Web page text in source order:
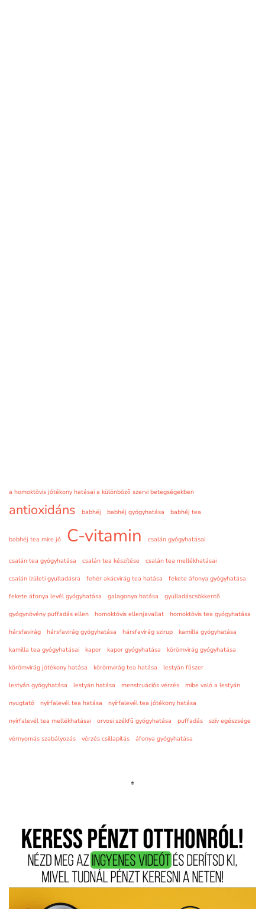
a homoktövis jótékony hatásai a különböző szervi betegségekben
antioxidáns babhéj babhéj gyógyhatása babhéj tea
babhéj tea mire jó C-vitamin csalán gyógyhatásai
csalán tea gyógyhatása csalán tea készítése
csalán tea mellékhatásai
csalán ízületi gyulladásra
fehér akácvirág tea hatása
fekete áfonya gyógyhatása
fekete áfonya levél gyógyhatása
galagonya hatása
gyulladáscsökkentő
gyógynövény puffadás ellen
homoktövis ellenjavallat
homoktövis tea gyógyhatása
hársfavirág
hársfavirág gyógyhatása hársfavirág szirup
kamilla gyógyhatása
kamilla tea gyógyhatásai
kapor kapor gyógyhatása
körömvirág gyógyhatása
körömvirág jótékony hatása
körömvirág tea hatása
lestyán fűszer
lestyán gyógyhatása
lestyán hatása menstruációs vérzés
mibe való a lestyán
nyugtató
nyírfalevél tea hatása
nyírfalevél tea jótékony hatása
nyírfalevél tea mellékhatásai
orvosi székfű gyógyhatása puffadás
szív egészsége
vérnyomás szabályozás
vérzés csillapítás áfonya gyógyhatása